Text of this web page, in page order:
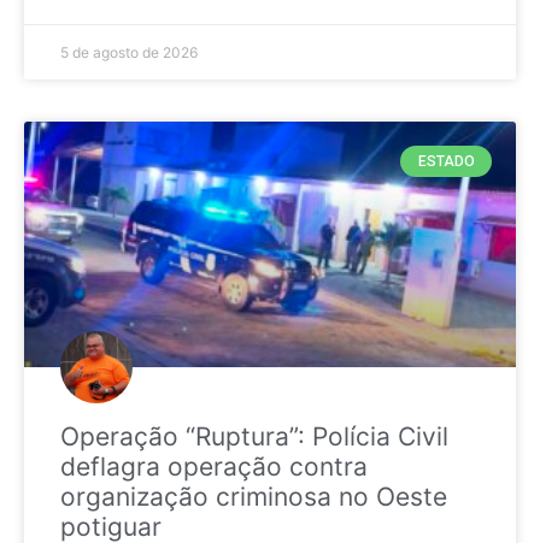
5 de agosto de 2026
ESTADO
Operação “Ruptura”: Polícia Civil
deflagra operação contra
organização criminosa no Oeste
potiguar